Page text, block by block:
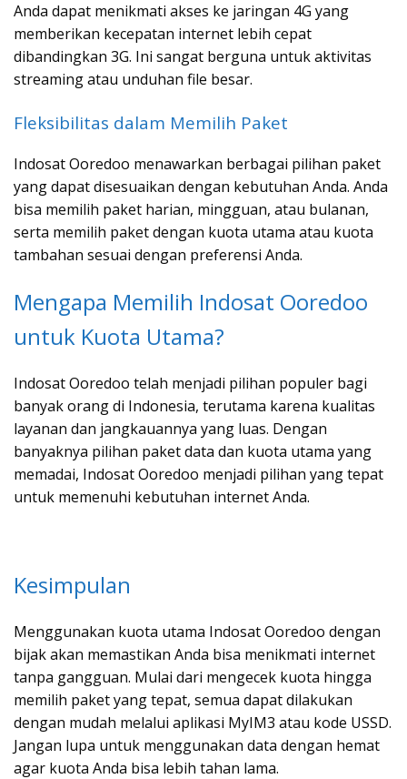
Anda dapat menikmati akses ke jaringan 4G yang
memberikan kecepatan internet lebih cepat
dibandingkan 3G. Ini sangat berguna untuk aktivitas
streaming atau unduhan file besar.
Fleksibilitas dalam Memilih Paket
Indosat Ooredoo menawarkan berbagai pilihan paket
yang dapat disesuaikan dengan kebutuhan Anda. Anda
bisa memilih paket harian, mingguan, atau bulanan,
serta memilih paket dengan kuota utama atau kuota
tambahan sesuai dengan preferensi Anda.
Mengapa Memilih Indosat Ooredoo
untuk Kuota Utama?
Indosat Ooredoo telah menjadi pilihan populer bagi
banyak orang di Indonesia, terutama karena kualitas
layanan dan jangkauannya yang luas. Dengan
banyaknya pilihan paket data dan kuota utama yang
memadai, Indosat Ooredoo menjadi pilihan yang tepat
untuk memenuhi kebutuhan internet Anda.
Kesimpulan
Menggunakan kuota utama Indosat Ooredoo dengan
bijak akan memastikan Anda bisa menikmati internet
tanpa gangguan. Mulai dari mengecek kuota hingga
memilih paket yang tepat, semua dapat dilakukan
dengan mudah melalui aplikasi MyIM3 atau kode USSD.
Jangan lupa untuk menggunakan data dengan hemat
agar kuota Anda bisa lebih tahan lama.